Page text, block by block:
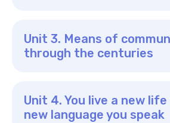
Unit 3. Means of
through the centuries
Unit 4. You live a new
new language you speak